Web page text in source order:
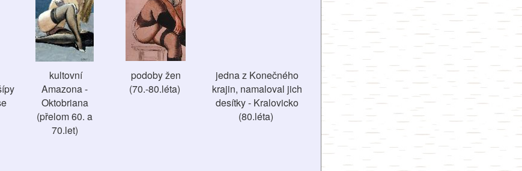
kultovní
Amazona -
Oktobriana
(přelom 60. a
70.let)
podoby žen
(70.-80.léta)
jedna z Konečného
krajin, namaloval jich
desítky - Kralovicko
(80.léta)